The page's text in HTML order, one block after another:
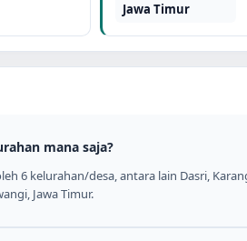
Jawa Timur
mana saja?
6 kelurahan/desa, antara lain Dasri,
Jawa Timur.